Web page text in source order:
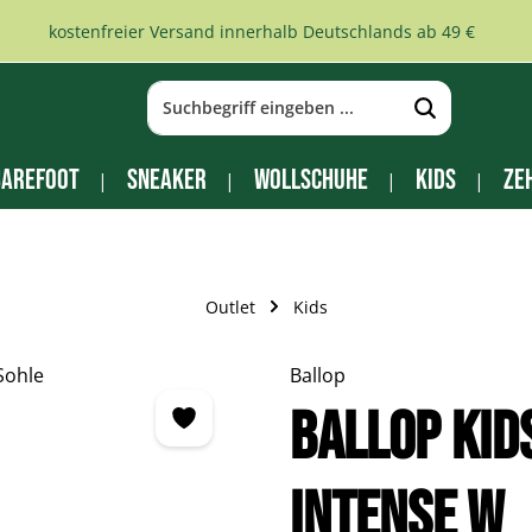
kostenfreier Versand innerhalb Deutschlands ab 49 €
Sneaker Wollschuhe Kids
Outlet Kids
Ballop
BALLOP